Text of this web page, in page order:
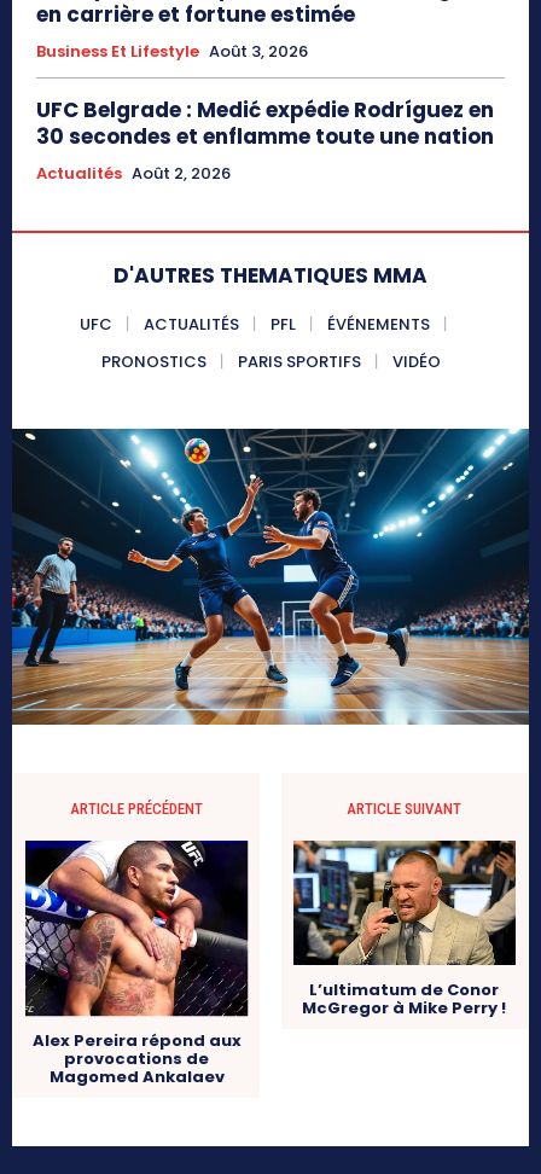
en carrière et fortune estimée
Business Et Lifestyle Août 3, 2026
UFC Belgrade : Medić expédie Rodríguez en
30 secondes et enflamme toute une nation
Actualités Août 2, 2026
D'AUTRES THEMATIQUES MMA
UFC ACTUALITÉS PFL
ÉVÉNEMENTS
PRONOSTICS
PARIS SPORTIFS VIDÉO
ARTICLE PRÉCÉDENT
Alex Pereira répond aux
provocations de
Magomed Ankalaev
ARTICLE SUIVANT
L’ultimatum de Conor
McGregor à Mike Perry !